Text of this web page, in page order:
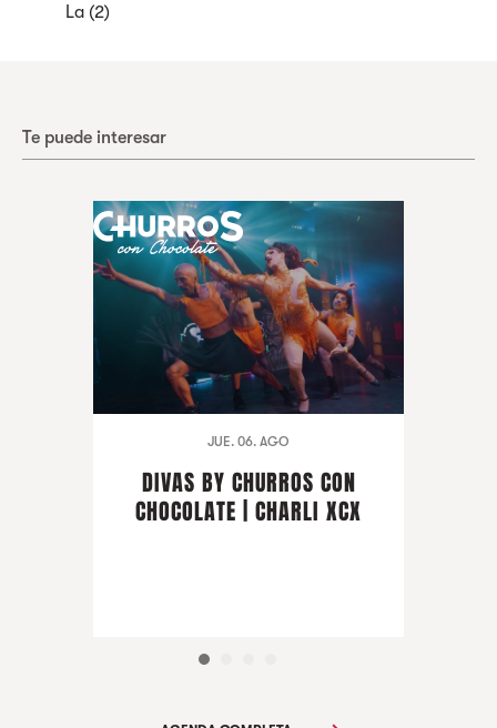
La (2)
Te puede interesar
JUE. 06. AGO
DIVAS BY CHURROS CON
CHOCOLATE | CHARLI XCX